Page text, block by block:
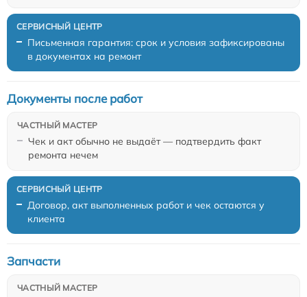
Письменная гарантия: срок и условия зафиксированы
в документах на ремонт
Чек и акт обычно не выдаёт — подтвердить факт
ремонта нечем
Документы после работ
Договор, акт выполненных работ и чек остаются у
клиента
Запчасти